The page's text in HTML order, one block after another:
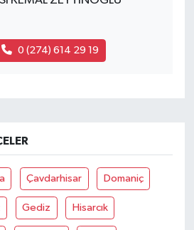
0 (274) 614 29 19
Çavdarhisar Domaniç
Gediz Hisarcık